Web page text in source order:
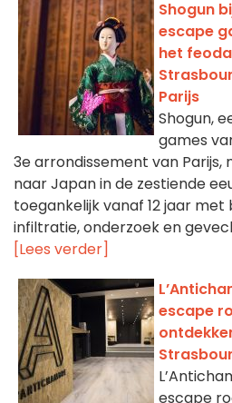
Shogun
escape
het
Parijs
Shogun,
games
3e arrondissement van
naar Japan in de zestiende
toegankelijk vanaf 12 jaar met
infiltratie, onderzoek en
[Lees verder]
escape
escape